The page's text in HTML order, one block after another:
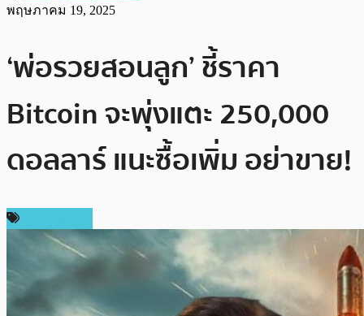
พฤษภาคม 19, 2025
‘พ่อรวยสอนลูก’ ชี้ราคา
Bitcoin จะพุ่งแตะ 250,000
ดอลลาร์ แนะซื้อเพิ่ม อย่าขาย!